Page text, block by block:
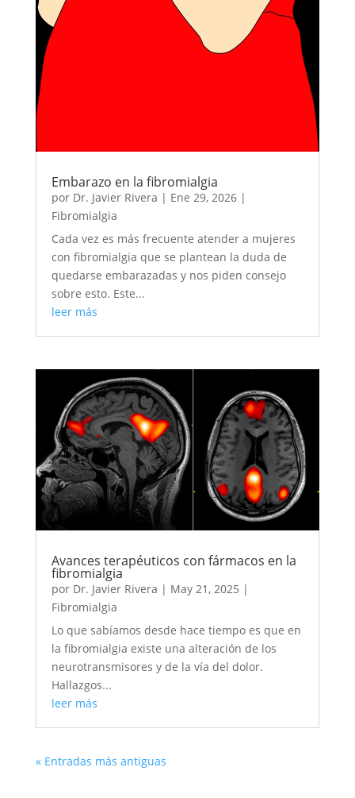
Embarazo en la fibromialgia
por Dr. Javier Rivera | Ene 29, 2026|
Fibromialgia
Cada vez es más frecuente atender a mujeres
con fibromialgia que se plantean la duda de
quedarse embarazadas y nos piden consejo
sobre esto. Este...
leer más
Avances terapéuticos con fármacos en la
fibromialgia
por Dr. Javier Rivera | May 21, 2025 |
Fibromialgia
Lo que sabíamos desde hace tiempo es que en
la fibromialgia existe una alteración de los
neurotransmisores y de la vía del dolor.
Hallazgos...
leer más
« Entradas más antiguas